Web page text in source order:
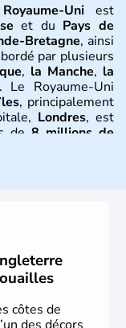
Royaume-Uni est
et du Pays de
Bretagne, ainsi
par plusieurs
, la Manche, la
. Le Royaume-Uni
, principalement
Londres, est
de 8 millions de
Royaume-Uni
1801 avec l’
Bretagne
duSiècle des
sciences
nation à abolir
Union Européenne
côtes de